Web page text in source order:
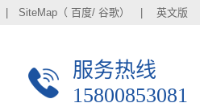
| SiteMap（ 百度/ 谷歌） | 英文版
服务热线
15800853081